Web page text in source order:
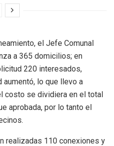
el Jefe Comunal
a 365 domicilios; en
220 interesados,
lo que llevo a
costo se dividiera en el total
aprobada, por lo tanto el
realizadas 110 conexiones y